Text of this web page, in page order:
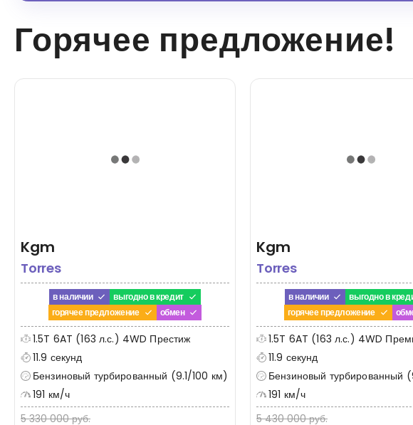
Горячее предложение!
Kgm
Torres
в наличии
выгодно в кредит
горячее предложение
обмен
1.5T 6AT (163 л.с.) 4WD Престиж
11.9 секунд
Бензиновый турбированный (9.1/100 км)
191 км/ч
5 330 000 руб.
Kgm
Torres
в наличии
выгодно в
горячее предложение
1.5T 6AT (163 л.с.) 4WD
11.9 секунд
Бензиновый турбированный
191 км/ч
5 430 000 руб.